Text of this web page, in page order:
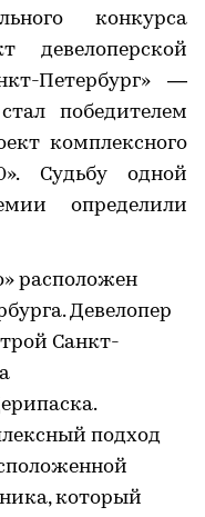
конкурса
девелоперской
Петербург» —
победителем
комплексного
Судьбу одной
определили
расположен
Девелопер
Санкт-
подход
который